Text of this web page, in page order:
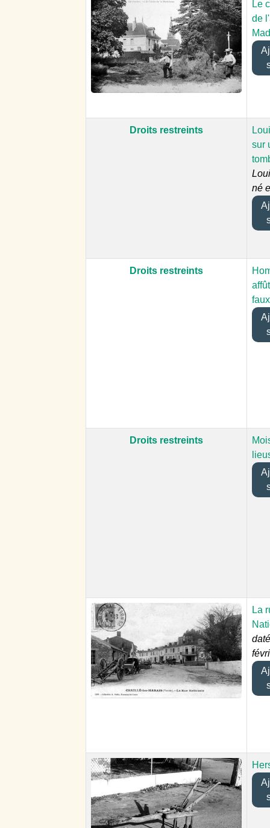
Le
de
Droits restreints
sur
né
Droits restreints
faux
Droits restreints
La